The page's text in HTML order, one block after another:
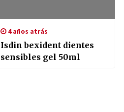
4 años atrás
Isdin bexident dientes
sensibles gel 50ml